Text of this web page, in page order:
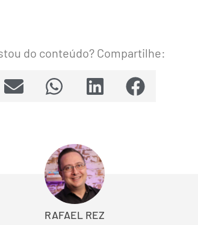
do conteúdo? Compartilhe:
RAFAEL REZ